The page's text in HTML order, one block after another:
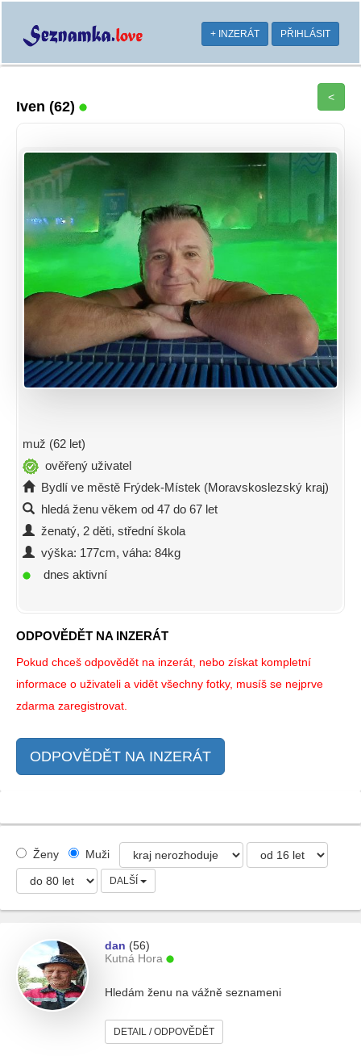
+ INZERÁT PŘIHLÁSIT
Iven (62)
<
muž (62 let)
ověřený uživatel
Bydlí ve městě Frýdek-Místek (Moravskoslezský kraj)
hledá ženu věkem od 47 do 67 let
ženatý, 2 děti, střední škola
výška: 177cm, váha: 84kg
dnes aktivní
ODPOVĚDĚT NA INZERÁT
Pokud chceš odpovědět na inzerát, nebo získat kompletní
informace o uživateli a vidět všechny fotky, musíš se nejprve
zdarma zaregistrovat.
ODPOVĚDĚT NA INZERÁT
Ženy Muži
DALŠÍ
dan (56)
Kutná Hora
Hledám ženu na vážně seznameni
DETAIL / ODPOVĚDĚT